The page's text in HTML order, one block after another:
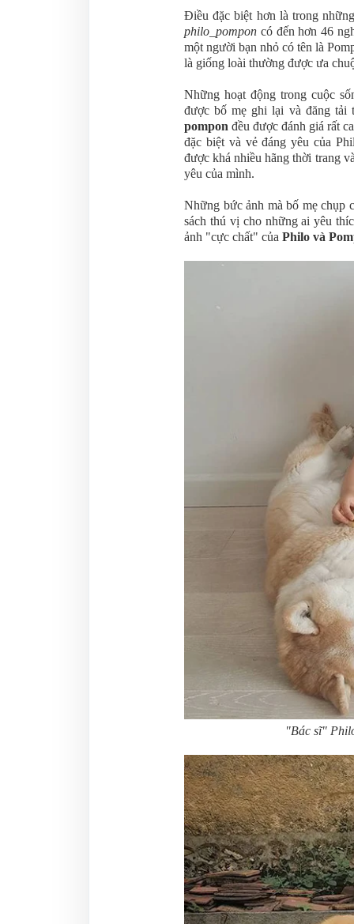
Điều đặc biệt hơn là trong
philo_pompon có đến hơn 46
một người bạn nhỏ có tên là
là giống loài thường được ưa
Những hoạt động trong cuộc
được bố mẹ ghi lại và đăng tải
pompon đều được đánh giá rất
đặc biệt và vẻ đáng yêu của
được khá nhiều hãng thời trang
yêu của mình.
Những bức ảnh mà bố mẹ chụp
sách thú vị cho những ai yêu
ảnh "cực chất" của Philo và
"Bác sĩ"